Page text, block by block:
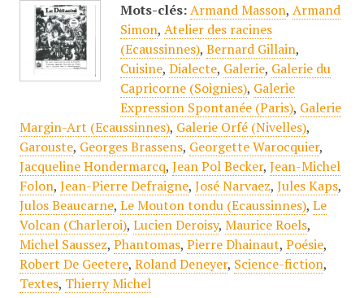
Mots-clés: Armand Masson, Armand
Simon, Atelier des racines
(Ecaussinnes), Bernard Gillain,
Cuisine, Dialecte, Galerie, Galerie du
Capricorne (Soignies), Galerie
Expression Spontanée (Paris), Galerie
Margin-Art (Ecaussinnes), Galerie Orfé (Nivelles),
Garouste, Georges Brassens, Georgette Warocquier,
Jacqueline Hondermarcq, Jean Pol Becker, Jean-Michel
Folon, Jean-Pierre Defraigne, José Narvaez, Jules Kaps,
Julos Beaucarne, Le Mouton tondu (Ecaussinnes), Le
Volcan (Charleroi), Lucien Deroisy, Maurice Roels,
Michel Saussez, Phantomas, Pierre Dhainaut, Poésie,
Robert De Geetere, Roland Deneyer, Science-fiction,
Textes, Thierry Michel